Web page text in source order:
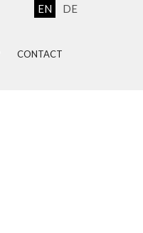
DE
EN
CONTACT